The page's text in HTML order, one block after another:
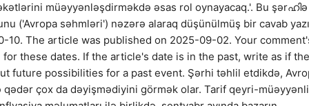
müəyyənləşdirməkdə əsas rol oynayacaq.'. Bu şərഹിə
('Avropa səhmləri') nəzərə alaraq düşünülmüş bir cavab
10. The article was published on 2025-09-02. Your
these dates. If the article's date is in the past, write as if the
future possibilities for a past event. Şərhi təhlil etdikdə,
çox da dəyişmədiyini görmək olar. Tarif qeyri-